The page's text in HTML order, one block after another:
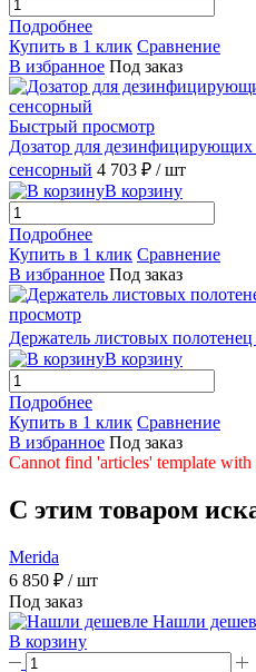
Подробнее
Купить в 1 клик Сравнение
В избранное Под заказ
Быстрый просмотр
Дозатор для
сенсорный 4 703 ₽ / шт
В корзину
Подробнее
Купить в 1 клик Сравнение
В избранное Под заказ
просмотр
Держатель листовых
В корзину
Подробнее
Купить в 1 клик Сравнение
В избранное Под заказ
Cannot find 'articles' template with
C этим товаром
Merida
6 850 ₽ / шт
Под заказ
Нашли
В корзину